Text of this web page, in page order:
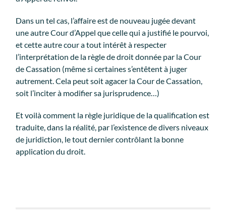
Dans un tel cas, l’affaire est de nouveau jugée devant
une autre Cour d’Appel que celle qui a justifié le pourvoi,
et cette autre cour a tout intérêt à respecter
l’interprétation de la règle de droit donnée par la Cour
de Cassation (même si certaines s’entêtent à juger
autrement. Cela peut soit agacer la Cour de Cassation,
soit l’inciter à modifier sa jurisprudence…)
Et voilà comment la règle juridique de la qualification est
traduite, dans la réalité, par l’existence de divers niveaux
de juridiction, le tout dernier contrôlant la bonne
application du droit.